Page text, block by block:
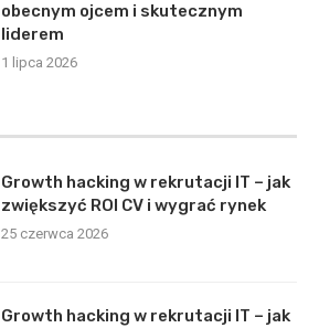
obecnym ojcem i skutecznym
liderem
1 lipca 2026
Growth hacking w rekrutacji IT – jak
zwiększyć ROI CV i wygrać rynek
25 czerwca 2026
Growth hacking w rekrutacji IT – jak